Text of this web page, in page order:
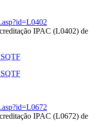
IPAC (L0402) de
IPAC (L0672) de